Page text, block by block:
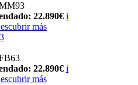
22.890€ i
más
22.890€ i
más